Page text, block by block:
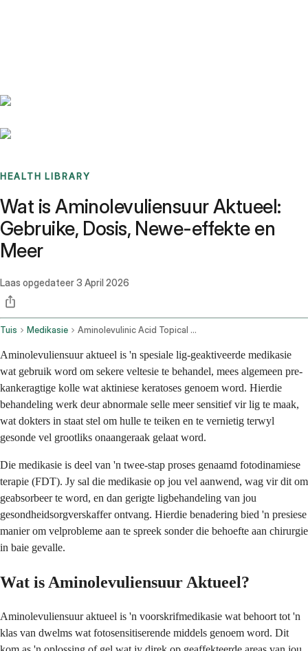
HEALTH LIBRARY
Wat is Aminolevuliensuur Aktueel:
Gebruike, Dosis, Newe-effekte en
Meer
Laas opgedateer3 April 2026
Tuis Medikasie Aminolevulinic Acid Topical Route
Aminolevuliensuur aktueel is 'n spesiale lig-geaktiveerde medikasie
wat gebruik word om sekere veltesie te behandel, mees algemeen pre-
kankeragtige kolle wat aktiniese keratoses genoem word. Hierdie
behandeling werk deur abnormale selle meer sensitief vir lig te maak,
wat dokters in staat stel om hulle te teiken en te vernietig terwyl
gesonde vel grootliks onaangeraak gelaat word.
Die medikasie is deel van 'n twee-stap proses genaamd fotodinamiese
terapie (FDT). Jy sal die medikasie op jou vel aanwend, wag vir dit om
geabsorbeer te word, en dan gerigte ligbehandeling van jou
gesondheidsorgverskaffer ontvang. Hierdie benadering bied 'n presiese
manier om velprobleme aan te spreek sonder die behoefte aan chirurgie
in baie gevalle.
Wat is Aminolevuliensuur Aktueel?
Aminolevuliensuur aktueel is 'n voorskrifmedikasie wat behoort tot 'n
klas van dwelms wat fotosensitiserende middels genoem word. Dit